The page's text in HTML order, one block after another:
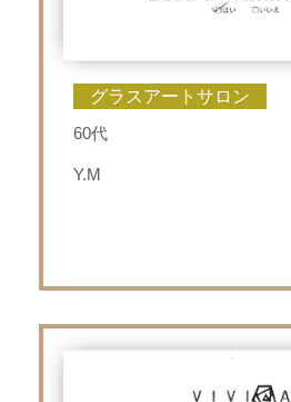
グラスアートサロン
60代
Y.M